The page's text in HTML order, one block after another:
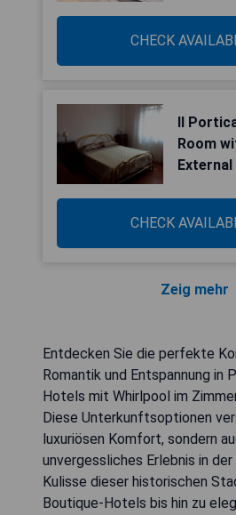
CHECK
Il
Room
CHECK
Zeig mehr
Entdecken Sie die perfekte
Romantik und Entspannung in
Hotels mit Whirlpool im
Diese Unterkunftsoptionen
luxuriösen Komfort, sondern
unvergessliches Erlebnis in
Kulisse dieser historischen
Boutique-Hotels bis hin zu